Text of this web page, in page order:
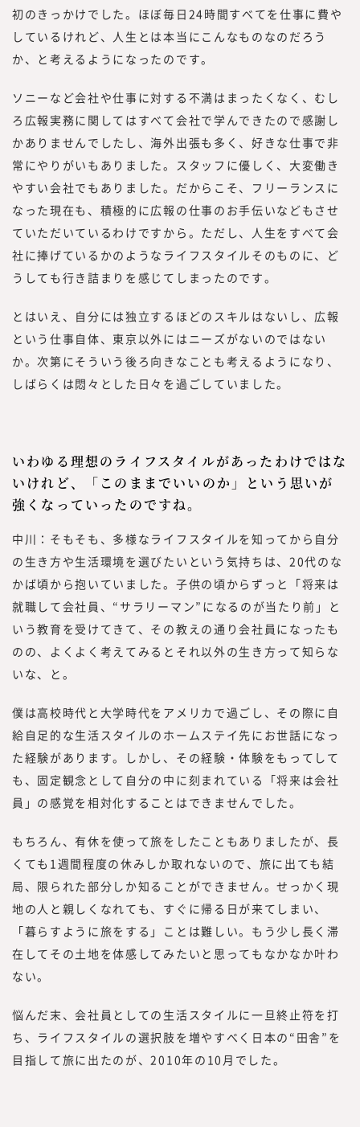
初のきっかけでした。ほぼ毎日24時間すべてを仕事に費や
しているけれど、人生とは本当にこんなものなのだろう
か、と考えるようになったのです。
ソニーなど会社や仕事に対する不満はまったくなく、むし
ろ広報実務に関してはすべて会社で学んできたので感謝し
かありませんでしたし、海外出張も多く、好きな仕事で非
常にやりがいもありました。スタッフに優しく、大変働き
やすい会社でもありました。だからこそ、フリーランスに
なった現在も、積極的に広報の仕事のお手伝いなどもさせ
ていただいているわけですから。ただし、人生をすべて会
社に捧げているかのようなライフスタイルそのものに、ど
うしても行き詰まりを感じてしまったのです。
とはいえ、自分には独立するほどのスキルはないし、広報
という仕事自体、東京以外にはニーズがないのではない
か。次第にそういう後ろ向きなことも考えるようになり、
しばらくは悶々とした日々を過ごしていました。
いわゆる理想のライフスタイルがあったわけではな
いけれど、「このままでいいのか」という思いが
強くなっていったのですね。
中川：そもそも、多様なライフスタイルを知ってから自分
の生き方や生活環境を選びたいという気持ちは、20代のな
かば頃から抱いていました。子供の頃からずっと「将来は
就職して会社員、“サラリーマン”になるのが当たり前」と
いう教育を受けてきて、その教えの通り会社員になったも
のの、よくよく考えてみるとそれ以外の生き方って知らな
いな、と。
僕は高校時代と大学時代をアメリカで過ごし、その際に自
給自足的な生活スタイルのホームステイ先にお世話になっ
た経験があります。しかし、その経験・体験をもってして
も、固定観念として自分の中に刻まれている「将来は会社
員」の感覚を相対化することはできませんでした。
もちろん、有休を使って旅をしたこともありましたが、長
くても1週間程度の休みしか取れないので、旅に出ても結
局、限られた部分しか知ることができません。せっかく現
地の人と親しくなれても、すぐに帰る日が来てしまい、
「暮らすように旅をする」ことは難しい。もう少し長く滞
在してその土地を体感してみたいと思ってもなかなか叶わ
ない。
悩んだ末、会社員としての生活スタイルに一旦終止符を打
ち、ライフスタイルの選択肢を増やすべく日本の“田舎”を
目指して旅に出たのが、2010年の10月でした。